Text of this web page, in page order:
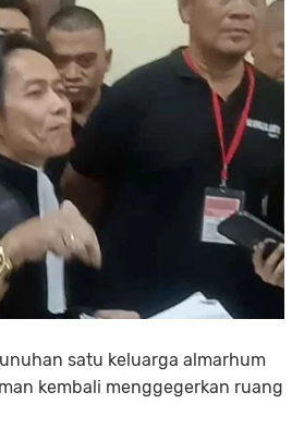
satu keluarga almarhum
kembali menggegerkan ruang